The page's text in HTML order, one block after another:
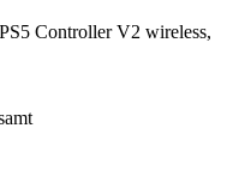
Controller V2 wireless,